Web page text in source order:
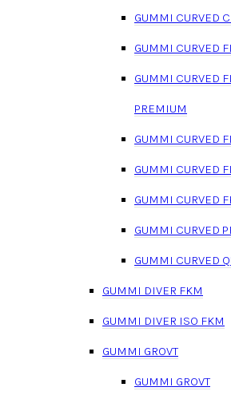
GUMMI CURVED
GUMMI CURVED
GUMMI CURVED
PREMIUM
GUMMI CURVED
GUMMI CURVED
GUMMI CURVED
GUMMI CURVED
GUMMI CURVED
GUMMI DIVER FKM
GUMMI DIVER ISO FKM
GUMMI GROVT
GUMMI GROVT